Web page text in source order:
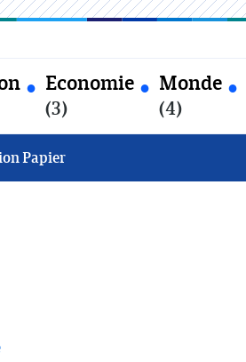
Economie
(3)
Monde
(4)
Papier